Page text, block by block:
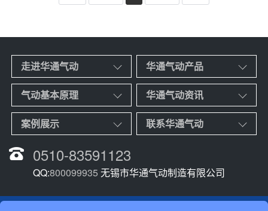
动
制
造
有
限
公
走进华通气动 华通气动产品
气动基本原理 华通气动资讯
案例展示 联系华通气动
0510-83591123
QQ:800099935 无锡市华通气动制造有限公司